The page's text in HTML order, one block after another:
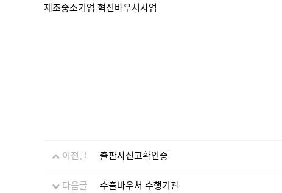
제조중소기업 혁신바우처사업
이전글 출판사신고확인증
다음글 수출바우처 수행기관